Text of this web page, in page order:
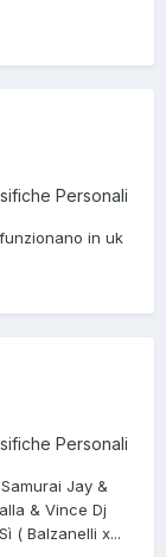
Personali
in uk
Personali
Jay &
& Vince Dj
( Balzanelli x...